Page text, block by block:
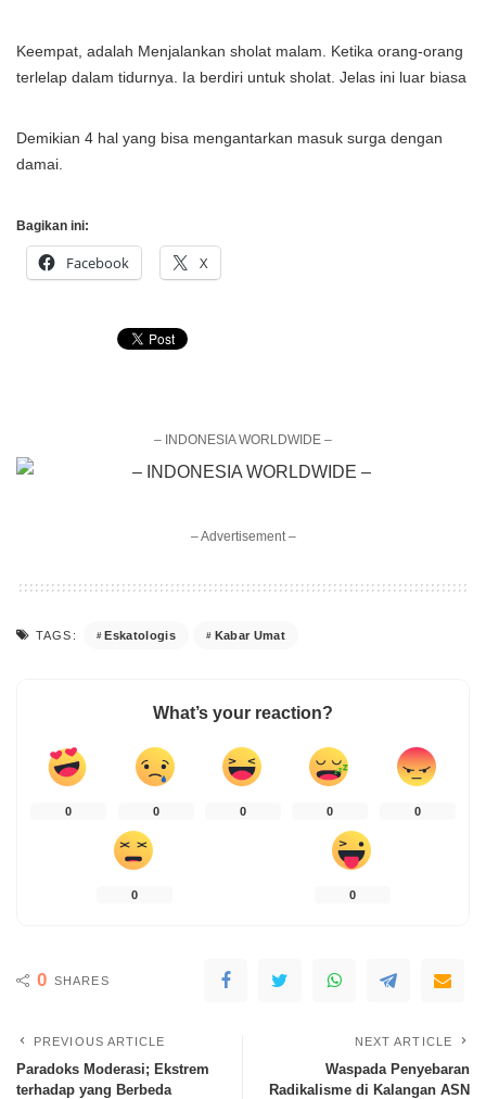
Keempat, adalah Menjalankan sholat malam. Ketika orang-orang
terlelap dalam tidurnya. Ia berdiri untuk sholat. Jelas ini luar biasa
Demikian 4 hal yang bisa mengantarkan masuk surga dengan
damai.
Bagikan ini:
Facebook X
– INDONESIA WORLDWIDE –
– Advertisement –
TAGS: Eskatologis Kabar Umat
What’s your reaction?
0 0 0 0 0
0 0
0 SHARES
PREVIOUS ARTICLE
Paradoks Moderasi; Ekstrem
terhadap yang Berbeda
NEXT ARTICLE
Waspada Penyebaran
Radikalisme di Kalangan ASN